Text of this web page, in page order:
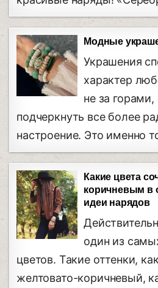
Модные
Украшения
характер
не за
подчеркнуть все более
настроение. Это именно
Какие цвета
коричневым в
идеи нарядов
один из
цветов. Такие оттенки,
желтовато-коричневый,